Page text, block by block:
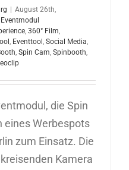
August 26th,
Eventmodul
, 360° Film,
, Eventtool , Social Media,
, Spin Cam, Spinbooth,
die Spin
eines Werbespots
zum Einsatz. Die
Kamera